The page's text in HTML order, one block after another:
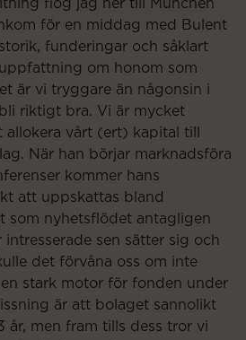
flög jag ner till München
för en middag med Bulent
funderingar och såklart
om honom som
är vi tryggare än någonsin i
riktigt bra. Vi är mycket
vårt (ert) kapital till
När han börjar marknadsföra
kommer hans
att uppskattas bland
som nyhetsflödet antagligen
intresserade sen sätter sig och
det förvåna oss om inte
stark motor för fonden under
är att bolaget sannolikt
år, men fram tills dess tror vi